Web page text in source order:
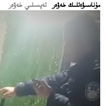
ﻣﯘﻧﺎﺳﯩﯟﻩﺗﻠﯩﻚ ﺧﻪﯞﻩﺭ تەپسىلىي خەۋەر